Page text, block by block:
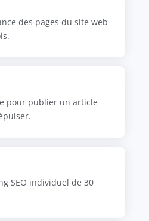
des pages du site web
pour publier un article
SEO individuel de 30